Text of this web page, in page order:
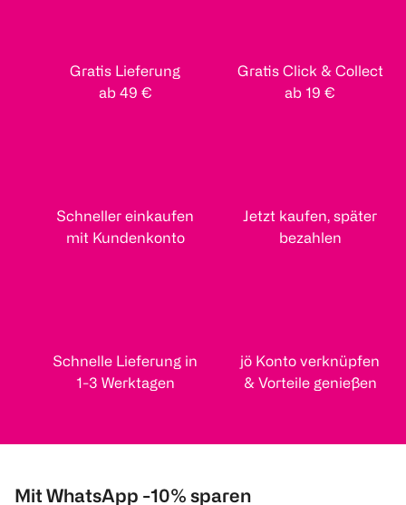
Gratis Lieferung
ab 49 €
Gratis Click & Collect
ab 19 €
Schneller einkaufen
mit Kundenkonto
Jetzt kaufen, später
bezahlen
Schnelle Lieferung in
1-3 Werktagen
jö Konto verknüpfen
& Vorteile genießen
Mit WhatsApp -10% sparen